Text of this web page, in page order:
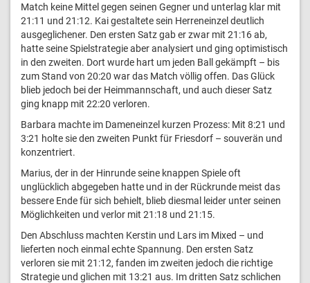
Match keine Mittel gegen seinen Gegner und unterlag klar mit
21:11 und 21:12. Kai gestaltete sein Herreneinzel deutlich
ausgeglichener. Den ersten Satz gab er zwar mit 21:16 ab,
hatte seine Spielstrategie aber analysiert und ging optimistisch
in den zweiten. Dort wurde hart um jeden Ball gekämpft – bis
zum Stand von 20:20 war das Match völlig offen. Das Glück
blieb jedoch bei der Heimmannschaft, und auch dieser Satz
ging knapp mit 22:20 verloren.
Barbara machte im Dameneinzel kurzen Prozess: Mit 8:21 und
3:21 holte sie den zweiten Punkt für Friesdorf – souverän und
konzentriert.
Marius, der in der Hinrunde seine knappen Spiele oft
unglücklich abgegeben hatte und in der Rückrunde meist das
bessere Ende für sich behielt, blieb diesmal leider unter seinen
Möglichkeiten und verlor mit 21:18 und 21:15.
Den Abschluss machten Kerstin und Lars im Mixed – und
lieferten noch einmal echte Spannung. Den ersten Satz
verloren sie mit 21:12, fanden im zweiten jedoch die richtige
Strategie und glichen mit 13:21 aus. Im dritten Satz schlichen